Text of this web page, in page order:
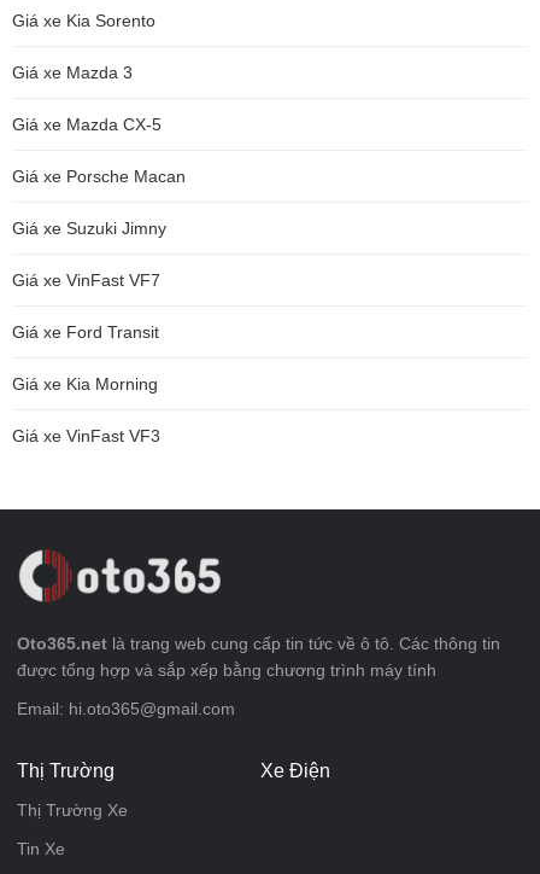
Giá xe Kia Sorento
Giá xe Mazda 3
Giá xe Mazda CX-5
Giá xe Porsche Macan
Giá xe Suzuki Jimny
Giá xe VinFast VF7
Giá xe Ford Transit
Giá xe Kia Morning
Giá xe VinFast VF3
Oto365.net là trang web cung cấp tin tức về ô tô. Các thông tin
được tổng hợp và sắp xếp bằng chương trình máy tính
Email: hi.oto365@gmail.com
Thị Trường
Thị Trường Xe
Tin Xe
Xe Điện